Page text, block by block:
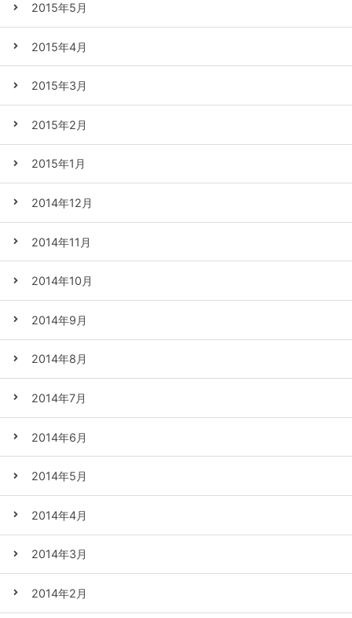
2015年5月
2015年4月
2015年3月
2015年2月
2015年1月
2014年12月
2014年11月
2014年10月
2014年9月
2014年8月
2014年7月
2014年6月
2014年5月
2014年4月
2014年3月
2014年2月